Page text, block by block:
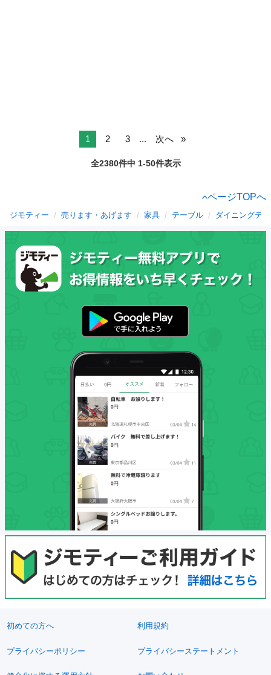
1 2 3 ... 次へ
全2380件中 1-50件表示
ページTOPへ
ジモティー 売ります・あげます 家具 テーブル ダイニングテ
初めての方へ 利用規約
プライバシーポリシー プライバシーステートメント